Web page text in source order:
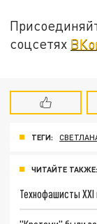
соцсетях
ТЕГИ:
ЧИТАЙТЕ ТАКЖЕ:
Технофашисты XXI